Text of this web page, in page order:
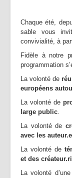
Chaque été,
sable vous
convivialité, à
Fidèle à notre
programmation
La volonté de
européens
La volonté de
large public.
La volonté de
avec les
La volonté de
et des
La volonté